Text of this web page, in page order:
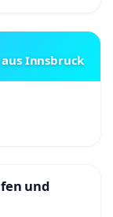
am 30.
Innsbruck
und